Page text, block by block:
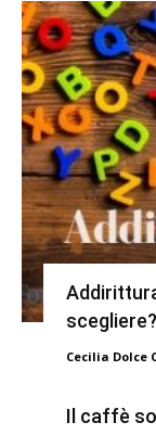
Cecilia Dolce
Il caffè